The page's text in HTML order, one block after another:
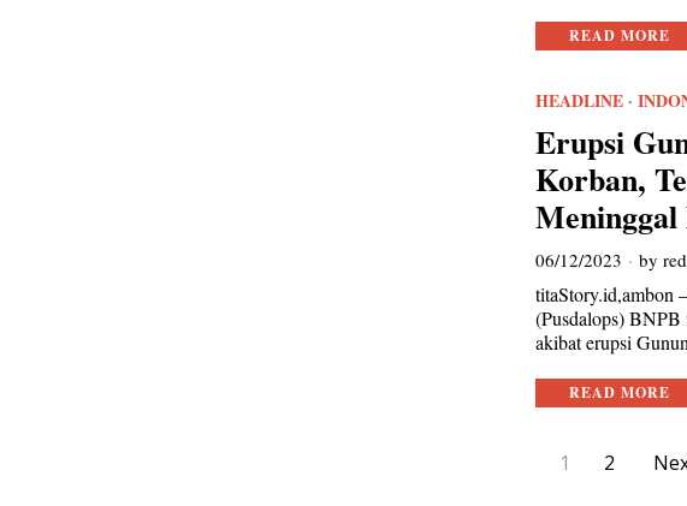
READ MORE
HEADLINE·
Erupsi
Korban,
06/12/2023 by
titaStory.id,ambon
(Pusdalops)
akibat erupsi
READ MORE
1 2